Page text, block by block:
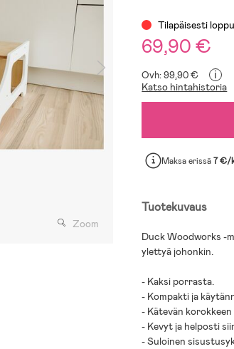
Zoom
Tilapäisesti loppu
69,90 €
Ovh: 99,90 € i
Katso hintahistoria
Maksa erissä7 €/
Tuotekuvaus
Duck Woodworks -
ylettyä johonkin.
- Kaksi porrasta.
- Kompakti ja
- Kätevän
- Kevyt ja helposti
- Suloinen